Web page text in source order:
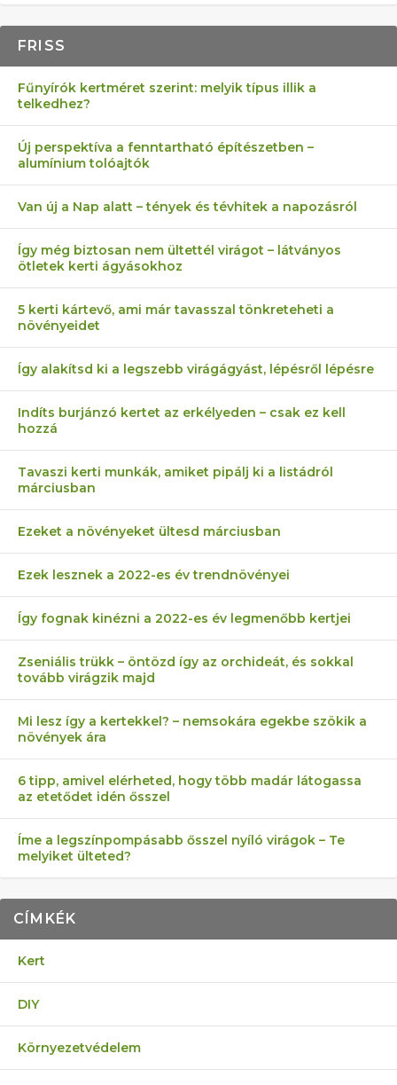
FRISS
Fűnyírók kertméret szerint: melyik típus illik a
telkedhez?
Új perspektíva a fenntartható építészetben –
alumínium tolóajtók
Van új a Nap alatt – tények és tévhitek a napozásról
Így még biztosan nem ültettél virágot – látványos
ötletek kerti ágyásokhoz
5 kerti kártevő, ami már tavasszal tönkreteheti a
növényeidet
Így alakítsd ki a legszebb virágágyást, lépésről lépésre
Indíts burjánzó kertet az erkélyeden – csak ez kell
hozzá
Tavaszi kerti munkák, amiket pipálj ki a listádról
márciusban
Ezeket a növényeket ültesd márciusban
Ezek lesznek a 2022-es év trendnövényei
Így fognak kinézni a 2022-es év legmenőbb kertjei
Zseniális trükk – öntözd így az orchideát, és sokkal
tovább virágzik majd
Mi lesz így a kertekkel? – nemsokára egekbe szökik a
növények ára
6 tipp, amivel elérheted, hogy több madár látogassa
az etetődet idén ősszel
Íme a legszínpompásabb ősszel nyíló virágok – Te
melyiket ülteted?
CÍMKÉK
Kert
DIY
Környezetvédelem